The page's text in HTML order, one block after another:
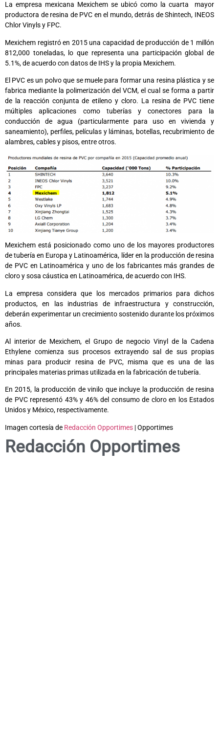
La empresa mexicana Mexichem se ubicó como la cuarta mayor
productora de resina de PVC en el mundo, detrás de Shintech, INEOS
Chlor Vinyls y FPC.
Mexichem registró en 2015 una capacidad de producción de 1 millón
812,000 toneladas, lo que representa una participación global de
5.1%, de acuerdo con datos de IHS y la propia Mexichem.
El PVC es un polvo que se muele para formar una resina plástica y se
fabrica mediante la polimerización del VCM, el cual se forma a partir
de la reacción conjunta de etileno y cloro. La resina de PVC tiene
múltiples aplicaciones como tuberías y conectores para la
conducción de agua (particularmente para uso en vivienda y
saneamiento), perfiles, películas y láminas, botellas, recubrimiento de
alambres, cables y pisos, entre otros.
Mexichem está posicionado como uno de los mayores productores
de tubería en Europa y Latinoamérica, líder en la producción de resina
de PVC en Latinoamérica y uno de los fabricantes más grandes de
cloro y sosa cáustica en Latinoamérica, de acuerdo con IHS.
La empresa considera que los mercados primarios para dichos
productos, en las industrias de infraestructura y construcción,
deberán experimentar un crecimiento sostenido durante los próximos
años.
Al interior de Mexichem, el Grupo de negocio Vinyl de la Cadena
Ethylene comienza sus procesos extrayendo sal de sus propias
minas para producir resina de PVC, misma que es una de las
principales materias primas utilizada en la fabricación de tubería.
En 2015, la producción de vinilo que incluye la producción de resina
de PVC representó 43% y 46% del consumo de cloro en los Estados
Unidos y México, respectivamente.
Imagen cortesía de Redacción Opportimes | Opportimes
Redacción Opportimes